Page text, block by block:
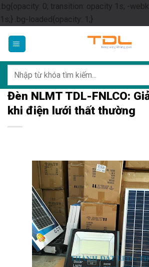
.bg{opacity: 0; transition: opacity 1s; -
1s;} .bg-loaded{opacity: 1;}Skip
content
kiếm:
Đèn NLMT TDL-FNLCO:
khi điện lưới thất thường